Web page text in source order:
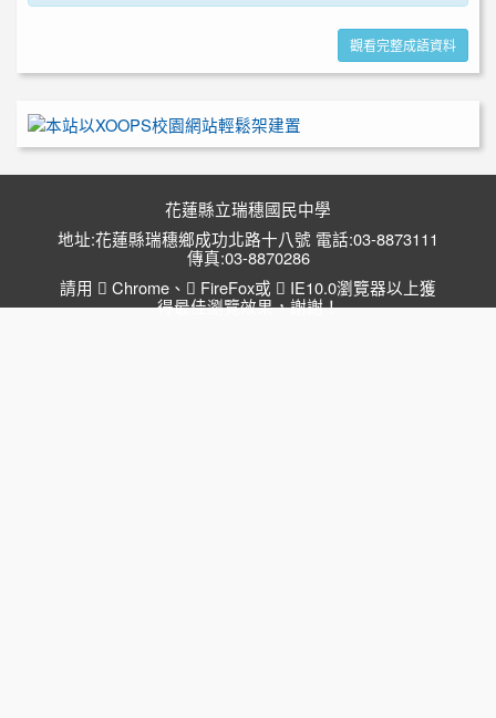
觀看完整成語資料
花蓮縣立瑞穗國民中學
地址:花蓮縣瑞穗鄉成功北路十八號 電話:03-8873111
傳真:03-8870286
請用
Chrome 、 FireFox或
IE10.0瀏覽器以上獲
得最佳瀏覽效果，謝謝！